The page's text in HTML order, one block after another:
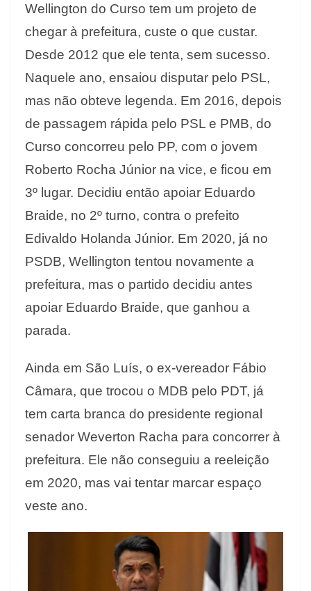
Wellington do Curso tem um projeto de
chegar à prefeitura, custe o que custar.
Desde 2012 que ele tenta, sem sucesso.
Naquele ano, ensaiou disputar pelo PSL,
mas não obteve legenda. Em 2016, depois
de passagem rápida pelo PSL e PMB, do
Curso concorreu pelo PP, com o jovem
Roberto Rocha Júnior na vice, e ficou em
3º lugar. Decidiu então apoiar Eduardo
Braide, no 2º turno, contra o prefeito
Edivaldo Holanda Júnior. Em 2020, já no
PSDB, Wellington tentou novamente a
prefeitura, mas o partido decidiu antes
apoiar Eduardo Braide, que ganhou a
parada.
Ainda em São Luís, o ex-vereador Fábio
Câmara, que trocou o MDB pelo PDT, já
tem carta branca do presidente regional
senador Weverton Racha para concorrer à
prefeitura. Ele não conseguiu a reeleição
em 2020, mas vai tentar marcar espaço
veste ano.